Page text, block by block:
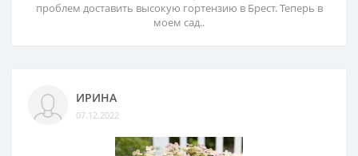
проблем доставить высокую гортензию в Брест. Теперь в
моем сад..
ИРИНА
07.12.2022